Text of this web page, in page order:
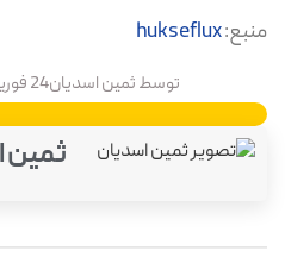
منبع:hukseflux
توسطثمین اسدیان24 فوریه 2022
ثمین